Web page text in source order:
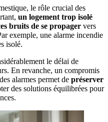
le rôle crucial des
un logement trop isolé
bruits de se propager vers
exemple, une alarme incendie
isolé.
le délai de
En revanche, un compromis
alarmes permet de préserver
des solutions équilibrées pour